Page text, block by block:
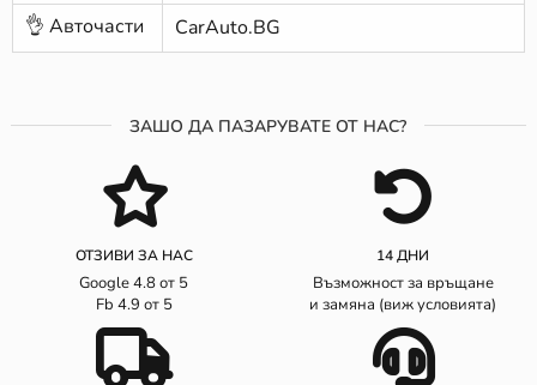
👌 Авточасти
CarAuto.BG
ЗАШО ДА ПАЗАРУВАТЕ ОТ НАС?
ОТЗИВИ ЗА НАС
Google 4.8 от 5
Fb 4.9 от 5
14 ДНИ
Възможност за връщане
и замяна (виж условията)